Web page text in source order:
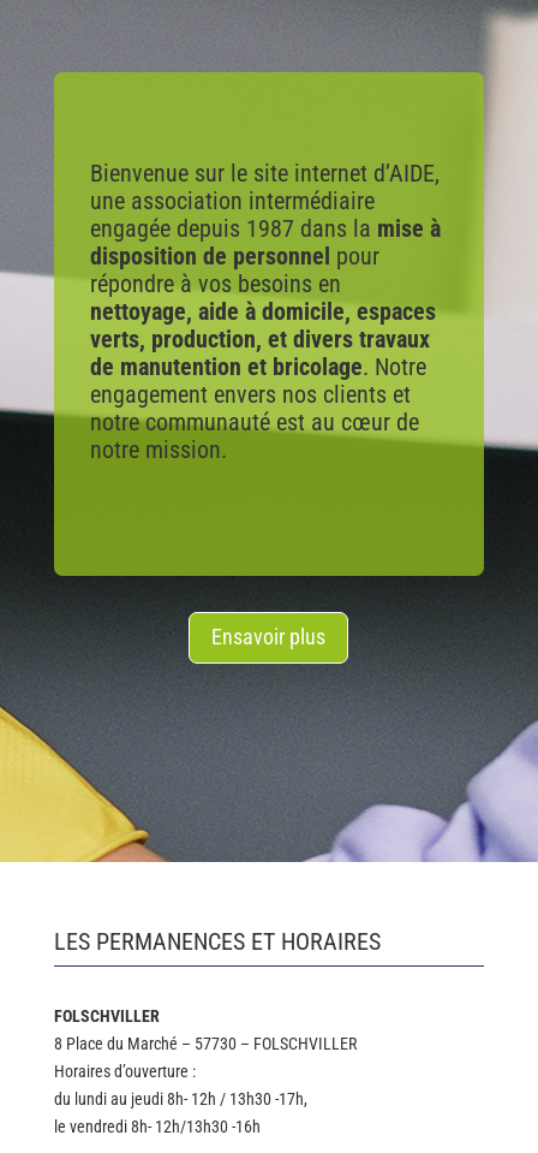
Bienvenue sur le site internet d’AIDE,
une association intermédiaire
engagée depuis 1987 dans la mise à
disposition de personnel pour
répondre à vos besoins en
nettoyage, aide à domicile, espaces
verts, production, et divers travaux
de manutention et bricolage. Notre
engagement envers nos clients et
notre communauté est au cœur de
notre mission.
Ensavoir plus
LES PERMANENCES ET HORAIRES
FOLSCHVILLER
8 Place du Marché – 57730 – FOLSCHVILLER
Horaires d’ouverture :
du lundi au jeudi 8h- 12h / 13h30 -17h,
le vendredi 8h- 12h/13h30 -16h